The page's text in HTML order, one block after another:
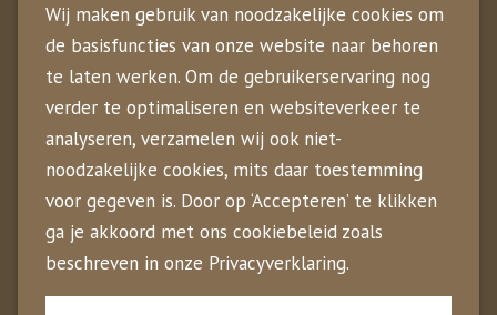
♥ Kleinschalig en persoonlijk
♥ Professioneel en betrouwbaar
♥ De beste gastouders
♥ Vaste contactpersonen
♥ Hart voor kinderen én gastouders
Kroostopvang
Gastouderopvang in Zuid- en Noord-Holland en
Wij maken gebruik van noodzakelijke cookies om
de basisfuncties van onze website naar behoren
te laten werken. Om de gebruikerservaring nog
verder te optimaliseren en websiteverkeer te
analyseren, verzamelen wij ook niet-
noodzakelijke cookies, mits daar toestemming
voor gegeven is. Door op ‘Accepteren’ te klikken
ga je akkoord met ons cookiebeleid zoals
beschreven in onze Privacyverklaring.